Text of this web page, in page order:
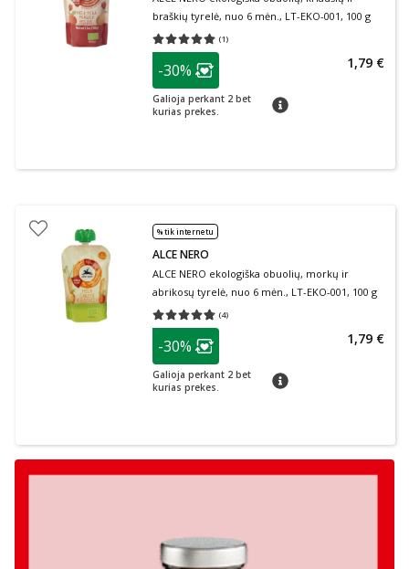
braškių tyrelė, nuo 6 mėn., LT-EKO-001, 100 g
(1)
Vidutinis įvertinimas 5.00
patarimas
Lojalumo klubo narių nuolaida
-30%
Galioja perkant 2 bet
kurias prekes.
patarimas
1,79 €
% tik internetu
ALCE NERO
ALCE NERO ekologiška obuolių, morkų ir
abrikosų tyrelė, nuo 6 mėn., LT-EKO-001, 100 g
(4)
Vidutinis įvertinimas 4.75
patarimas
Lojalumo klubo narių nuolaida
-30%
Galioja perkant 2 bet
kurias prekes.
patarimas
1,79 €